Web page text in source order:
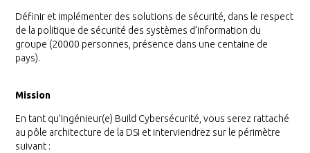
Définir et implémenter des solutions de sécurité, dans le respect
de la politique de sécurité des systèmes d’information du
groupe (20000 personnes, présence dans une centaine de
pays).
Mission
En tant qu’Ingénieur(e) Build Cybersécurité, vous serez rattaché
au pôle architecture de la DSI et interviendrez sur le périmètre
suivant :